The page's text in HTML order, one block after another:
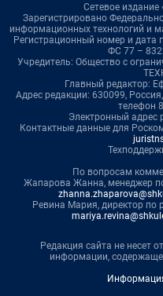
Сетевое
Зарегистрировано
информационных технологий и
Регистрационный номер и
ФС 77 –
Учредитель: Общество с
Главный редактор:
Адрес редакции: 630099,
телефон
Электронный адрес
Контактные данные для
По вопросам
Жапарова Жанна, менеджер
Ревина Мария, директор по
Редакция сайта не несет
информации,